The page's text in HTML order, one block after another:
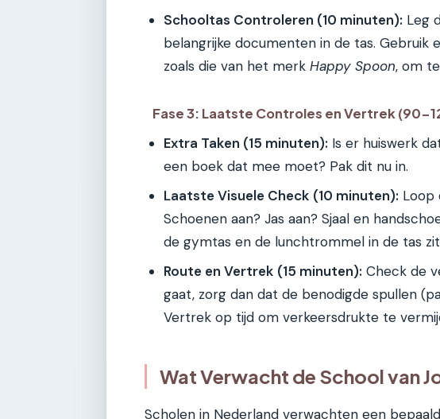
Schooltas Controleren (10 minuten): Leg
belangrijke documenten in de tas. Gebruik
zoals die van het merk Happy Spoon, om
Fase 3: Laatste Controles en Vertrek (90-
Extra Taken (15 minuten): Is er huiswerk
een boek dat mee moet? Pak dit nu in.
Laatste Visuele Check (10 minuten): Loop
Schoenen aan? Jas aan? Sjaal en
de gymtas en de lunchtrommel in de tas
Route en Vertrek (15 minuten): Check de
gaat, zorg dan dat de benodigde spullen
Vertrek op tijd om verkeersdrukte te
Wat Verwacht de School van
Scholen in Nederland verwachten een